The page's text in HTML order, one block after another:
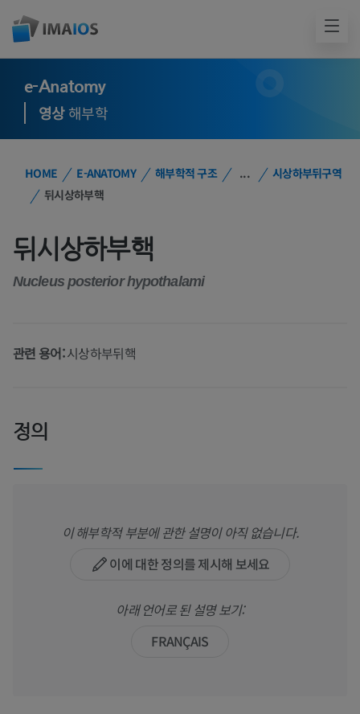
e-Anatomy
영상해부학
HOME E-ANATOMY 해부학적 구조 ...
시상하부뒤구역
뒤시상하부핵
뒤시상하부핵
Nucleus posterior hypothalami
관련 용어:시상하부뒤핵
정의
이 해부학적 부분에 관한 설명이 아직 없습니다.
이에 대한 정의를 제시해 보세요
아래 언어로 된 설명 보기:
FRANÇAIS